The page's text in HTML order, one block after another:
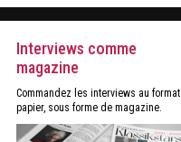
Interviews comme
magazine
Commandez les interviews au format
papier, sous forme de magazine.